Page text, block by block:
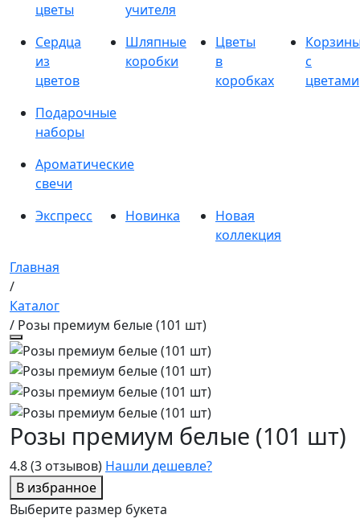
цветы
учителя
Сердца
из
цветов
Шляпные
коробки
Цветы
в
коробках
с
цветами
Подарочные
наборы
Ароматические
свечи
Экспресс
Новинка
Новая
коллекция
Главная
/
Каталог
/ Розы премиум белые (101 шт)
4.8(3 отзывов) Нашли дешевле?
В избранное
Розы премиум белые (101 шт)
Выберите размер букета